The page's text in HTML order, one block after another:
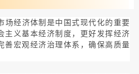
场经济体制是中国式现代化的重要
主义基本经济制度，更好发挥经济
善宏观经济治理体系，确保高质量